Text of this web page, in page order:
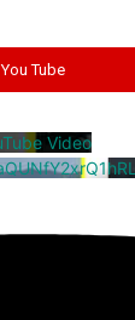
You Tube
Video